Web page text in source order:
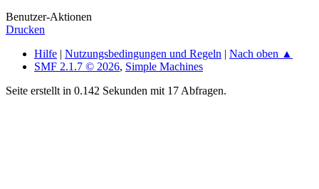
Benutzer-Aktionen
Drucken
Hilfe
Nutzungsbedingungen und Regeln
Nach oben ▲
SMF 2.1.7 © 2026, Simple Machines
Seite erstellt in 0.142 Sekunden mit 17 Abfragen.